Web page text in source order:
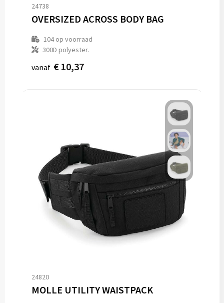
24738
OVERSIZED ACROSS BODY BAG
104op voorraad
300D polyester.
vanaf € 10,37
24820
MOLLE UTILITY WAISTPACK